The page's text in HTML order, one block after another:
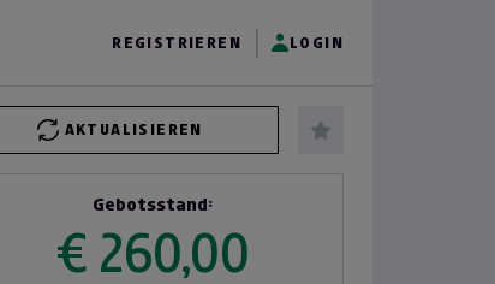
REGISTRIEREN LOGIN
AKTUALISIEREN
Gebotsstand:
€ 260,00